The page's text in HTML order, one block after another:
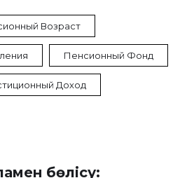
Возраст
Пенсионный Фонд
Доход
бөлісу: